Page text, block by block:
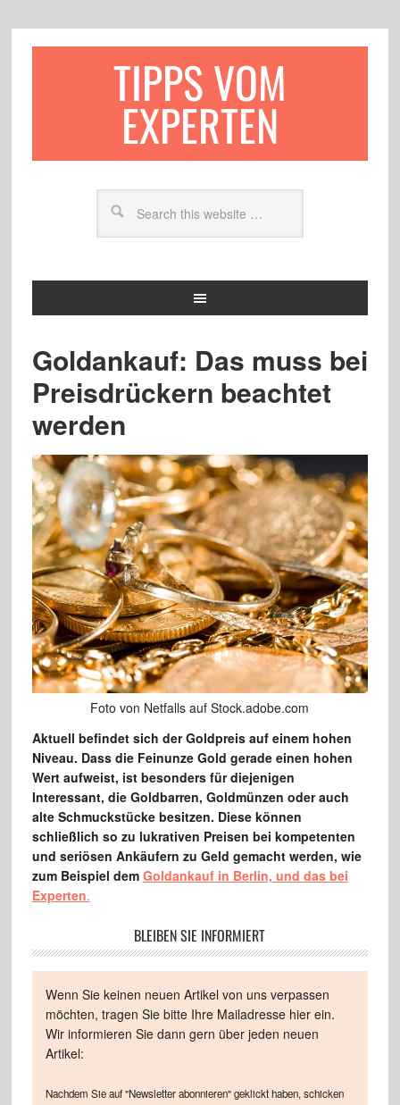
TIPPS VOM
EXPERTEN
Goldankauf: Das muss bei
Preisdrückern beachtet
werden
Foto von Netfalls auf Stock.adobe.com
Aktuell befindet sich der Goldpreis auf einem hohen
Niveau. Dass die Feinunze Gold gerade einen hohen
Wert aufweist, ist besonders für diejenigen
Interessant, die Goldbarren, Goldmünzen oder auch
alte Schmuckstücke besitzen. Diese können
schließlich so zu lukrativen Preisen bei kompetenten
und seriösen Ankäufern zu Geld gemacht werden, wie
zum Beispiel dem Goldankauf in Berlin, und das bei
Experten.
BLEIBEN SIE INFORMIERT
Wenn Sie keinen neuen Artikel von uns verpassen
möchten, tragen Sie bitte Ihre Mailadresse hier ein.
Wir informieren Sie dann gern über jeden neuen
Artikel:
Nachdem Sie auf "Newsletter abonnieren" geklickt haben, schicken